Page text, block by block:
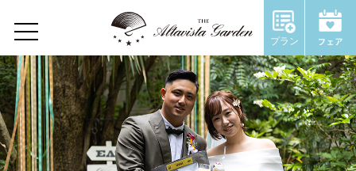
プラン
Home
Concept
Restaurant
Wedding Report